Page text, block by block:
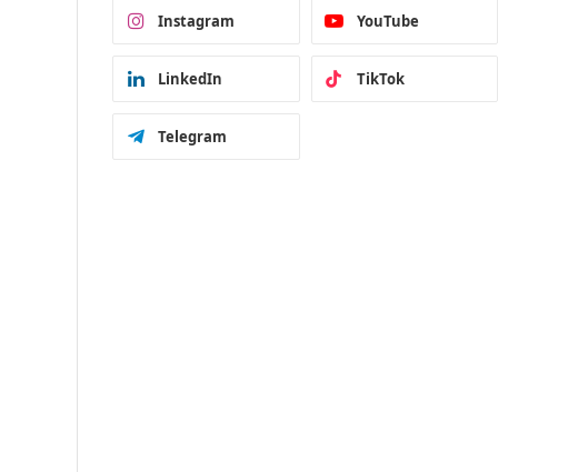
Instagram YouTube
LinkedIn TikTok
Telegram